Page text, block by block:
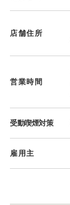
店舗住所
営業時間
受動喫煙対策
雇用主